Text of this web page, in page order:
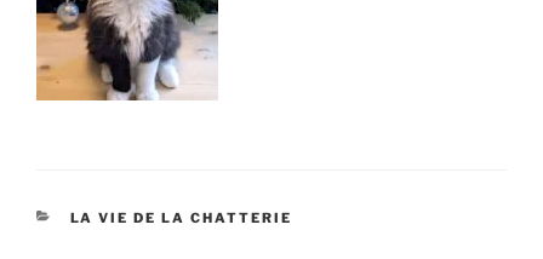
CATÉGORIES
LA VIE DE LA CHATTERIE